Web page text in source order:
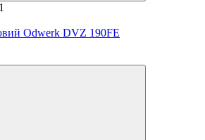
Odwerk DVZ 190FE